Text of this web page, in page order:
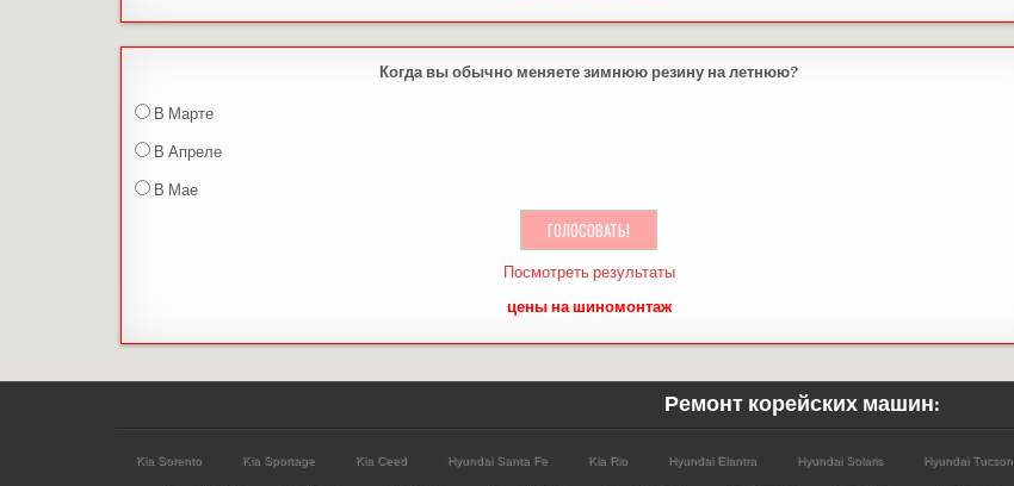
Когда вы обычно меняете зимнюю резину на летнюю?
В Марте
В Апреле
В Мае
Посмотреть результаты
цены на шиномонтаж
Ремонт корейских машин:
Kia Sorento Kia Sportage Kia Ceed Hyundai Santa Fe Kia Rio Hyundai Elantra Hyundai Solaris Hyundai Tucson